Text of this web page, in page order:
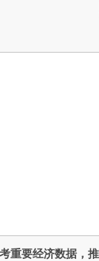
重要经济数据，